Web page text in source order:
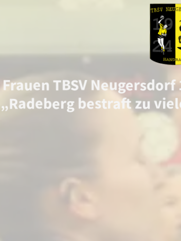
TBSV Neugersdorf
„Radeberg bestraft zu